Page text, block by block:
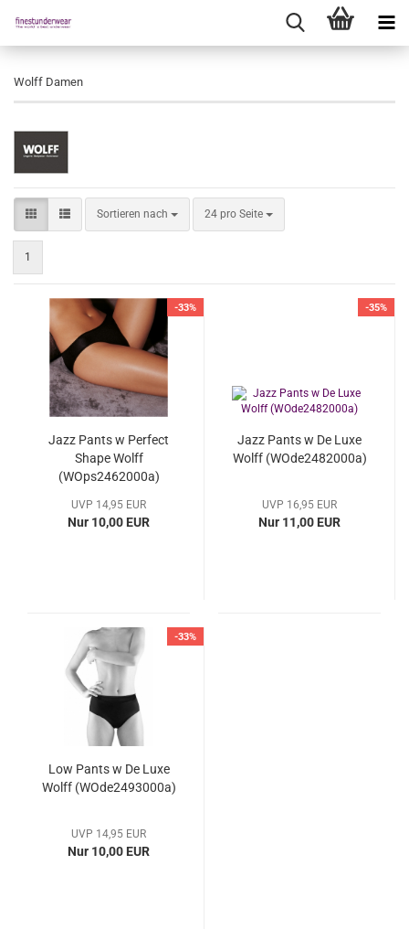
Wolff Damen
Sortieren nach
Sortieren nach 24 pro Seite
pro Seite
1
-33%
Jazz Pants w Perfect
Shape Wolff
(WOps2462000a)
UVP 14,95 EUR
Nur 10,00 EUR
-35%
Jazz Pants w De Luxe
Wolff (WOde2482000a)
UVP 16,95 EUR
Nur 11,00 EUR
-33%
Low Pants w De Luxe
Wolff (WOde2493000a)
UVP 14,95 EUR
Nur 10,00 EUR